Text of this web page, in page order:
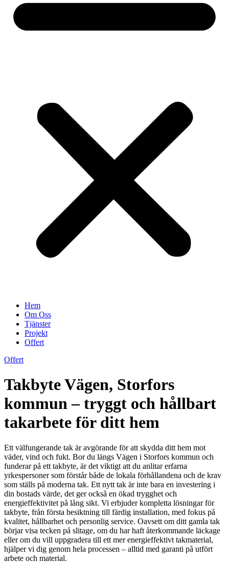
Hem
Om Oss
Tjänster
Projekt
Offert
Offert
Takbyte Vägen, Storfors
kommun – tryggt och hållbart
takarbete för ditt hem
Ett välfungerande tak är avgörande för att skydda ditt hem mot
väder, vind och fukt. Bor du längs Vägen i Storfors kommun och
funderar på ett takbyte, är det viktigt att du anlitar erfarna
yrkespersoner som förstår både de lokala förhållandena och de krav
som ställs på moderna tak. Ett nytt tak är inte bara en investering i
din bostads värde, det ger också en ökad trygghet och
energieffektivitet på lång sikt. Vi erbjuder kompletta lösningar för
takbyte, från första besiktning till färdig installation, med fokus på
kvalitet, hållbarhet och personlig service. Oavsett om ditt gamla tak
börjar visa tecken på slitage, om du har haft återkommande läckage
eller om du vill uppgradera till ett mer energieffektivt takmaterial,
hjälper vi dig genom hela processen – alltid med garanti på utfört
arbete och material.